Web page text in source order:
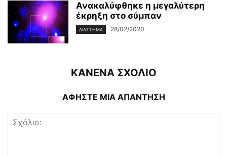
Ανακαλύφθηκε η μεγαλύτερη
έκρηξη στο σύμπαν
ΔΙΆΣΤΗΜΑ 28/02/2020
ΚΑΝΕΝΑ ΣΧΟΛΙΟ
ΑΦΗΣΤΕ ΜΙΑ ΑΠΑΝΤΗΣΗ